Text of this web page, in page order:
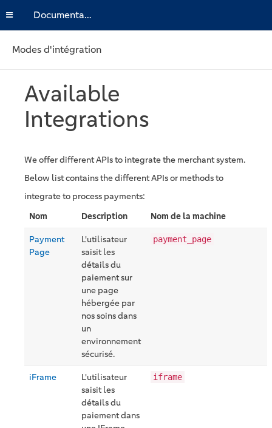
Documentation
Modes d'intégration
Available
Integrations
We offer different APIs to integrate the merchant system.
Below list contains the different APIs or methods to
integrate to process payments:
Nom
Description Nom de la machine
Payment
Page
L'utilisateur
saisit les
détails du
paiement sur
une page
hébergée par
nos soins dans
un
environnement
sécurisé.
payment_page
iFrame
L'utilisateur
saisit les
détails du
paiement dans
iframe